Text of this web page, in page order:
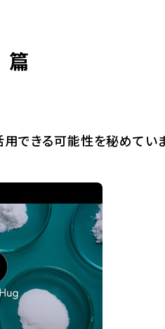
篇
できる可能性を秘めていま